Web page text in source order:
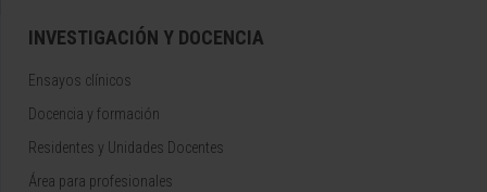
INVESTIGACIÓN Y DOCENCIA
Ensayos clínicos
Docencia y formación
Residentes y Unidades Docentes
Área para profesionales